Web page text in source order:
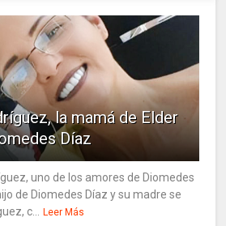
la mamá de Elder
Díaz
uno de los amores de Diomedes
de Diomedes Díaz y su madre se
c...
Leer Más